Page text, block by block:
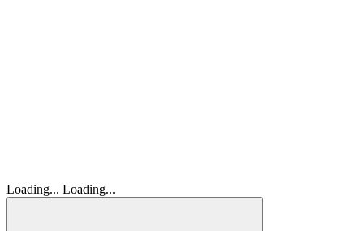
Loading... Loading...